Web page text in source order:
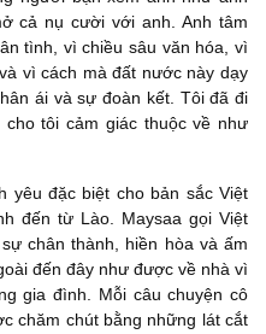
cả nụ cười với anh. Anh tâm
tình, vì chiều sâu văn hóa, vì
vì cách mà đất nước này dạy
ái và sự đoàn kết. Tôi đã đi
tôi cảm giác thuộc về như
yêu đặc biệt cho bản sắc Việt
đến từ Lào. Maysaa gọi Việt
chân thành, hiền hòa và ấm
đến đây như được về nhà vì
gia đình. Mỗi câu chuyện cô
chăm chút bằng những lát cắt